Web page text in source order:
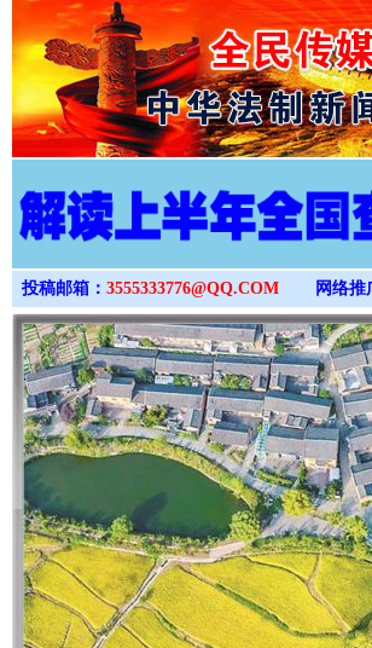
投稿邮箱： 3555333776@QQ.COM 网络推